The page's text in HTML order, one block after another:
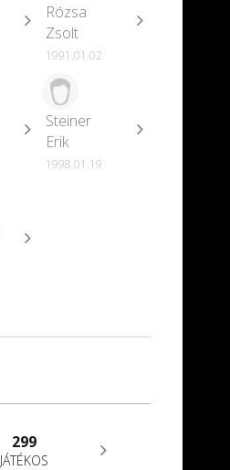
Rózsa
Zsolt
1991.01.02
Steiner
Erik
1998.01.19
299
JÁTÉKOS